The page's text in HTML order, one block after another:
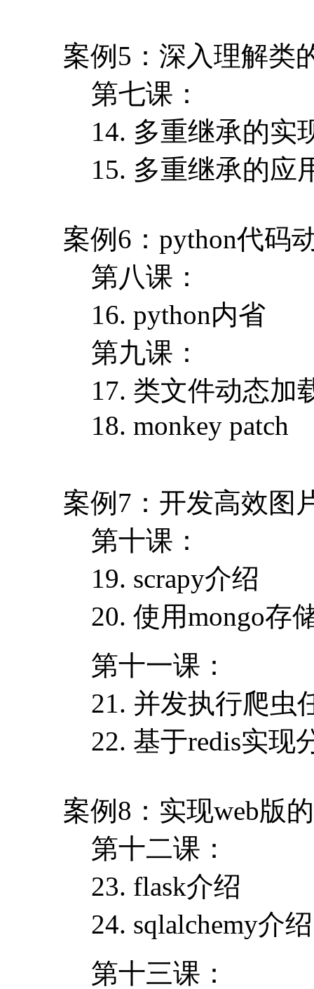
案例5：深入理解类
第七课：
14. 多重继承的实
15. 多重继承的应
案例6：python代码
第八课：
16. python内省
第九课：
17. 类文件动态加
18. monkey patch
案例7：开发高效图
第十课：
19. scrapy介绍
20. 使用mongo存
第十一课：
21. 并发执行爬虫
22. 基于redis实现
案例8：实现web版
第十二课：
23. flask介绍
24. sqlalchemy介绍
第十三课：